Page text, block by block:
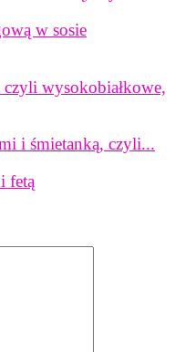
w sosie
wysokobiałkowe,
i śmietanką, czyli...
fetą